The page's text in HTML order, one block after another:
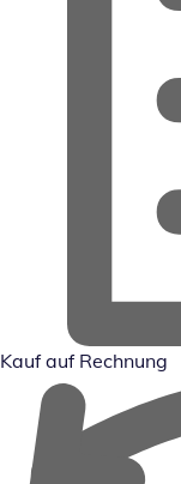
Kauf auf Rechnung